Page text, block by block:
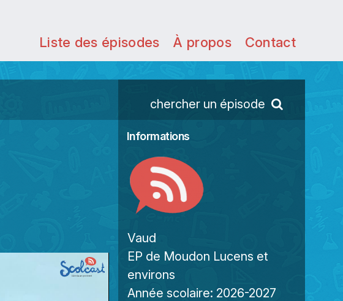
Liste des épisodes À propos Contact
chercher un épisode
Informations
Vaud
EP de Moudon Lucens et
environs
Année scolaire: 2026-2027